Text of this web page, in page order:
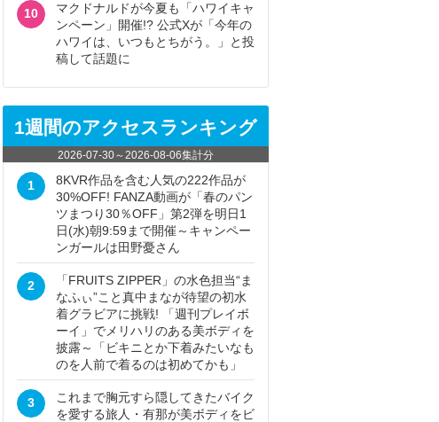
10
マクドナルドが今夏も「ハワイキャ
ンペーン」開催!? 公式Xが「今年の
ハワイは、いつもとちがう。」と投
稿して話題に
1週間のアクセスランキング
2026-07-30～2026-08-06集計分
1
8KVR作品を含む人気の222作品が
30%OFF! FANZA動画が「春のパン
ツまつり30％OFF」第2弾を明日1
日(水)朝9:59まで開催～キャンペー
ンガールは田野憂さん
2
「FRUITS ZIPPER」の水色担当“ま
なふぃ”こと真中まなが待望の初水
着グラビアに挑戦! 「週刊プレイボ
ーイ」でメリハリのある美ボディを
披露～「ビキニとか下着みたいなも
のを人前で着るのは初めてかも」
3
これまで胸元すら隠してきたバイク
を愛する旅人・有那が美ボディをビ